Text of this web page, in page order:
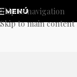
Skip to navigation
Skip to main content
MENÚ